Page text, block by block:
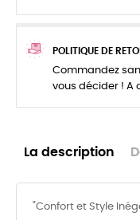
POLITIQUE DE
Commandez
vous décider ! A
La description
"Confort et Style